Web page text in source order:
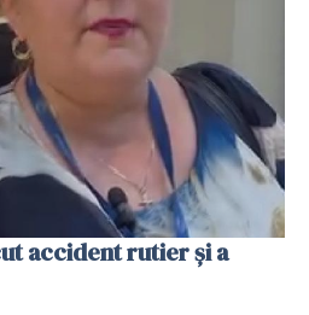
accident rutier și a